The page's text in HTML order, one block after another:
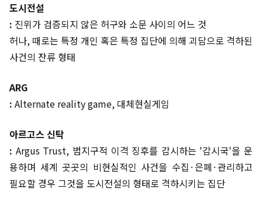
도시전설
: 진위가 검증되지 않은 허구와 소문 사이의 어느 것
허나, 때로는 특정 개인 혹은 특정 집단에 의해 괴담으로 격하된
사건의 잔류 형태
ARG
: Alternate reality game, 대체현실게임
아르고스 신탁
: Argus Trust, 범지구적 이격 징후를 감시하는 '감시국'을 운
용하며 세계 곳곳의 비현실적인 사건을 수집·은폐·관리하고
필요할 경우 그것을 도시전설의 형태로 격하시키는 집단